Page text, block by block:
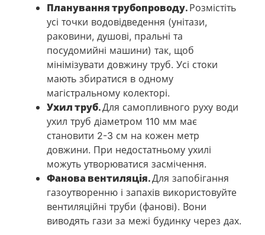
Планування трубопроводу.Розмістіть
усі точки водовідведення (унітази,
раковини, душові, пральні та
посудомийні машини) так, щоб
мінімізувати довжину труб. Усі стоки
мають збиратися в одному
магістральному колекторі.
Ухил труб.Для самопливного руху води
ухил труб діаметром 110 мм має
становити 2-3 см на кожен метр
довжини. При недостатньому ухилі
можуть утворюватися засмічення.
Фанова вентиляція.Для запобігання
газоутворенню і запахів використовуйте
вентиляційні труби (фанові). Вони
виводять гази за межі будинку через дах.